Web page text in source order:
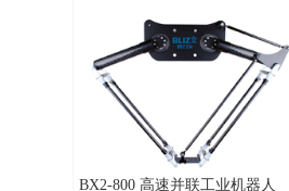
BX2-800 高速并联工业机器人